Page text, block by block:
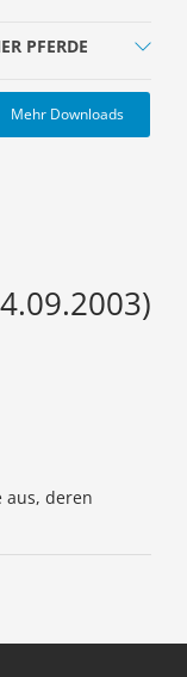
PFERDE
Mehr Downloads
aus, deren